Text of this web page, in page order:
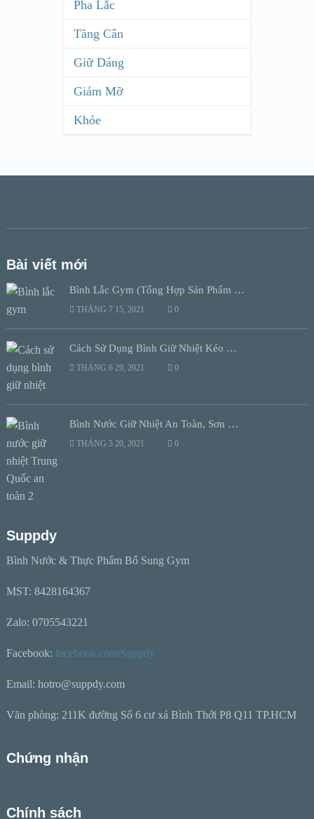
Pha Lắc
Tăng Cân
Giữ Dáng
Giảm Mỡ
Khỏe
Bài viết mới
Bình Lắc Gym (Tổng Hợp Sản Phẩm …
THÁNG 7 15, 2021 0
Cách Sử Dụng Bình Giữ Nhiệt Kéo …
THÁNG 6 29, 2021 0
Bình Nước Giữ Nhiệt An Toàn, Sơn …
THÁNG 5 20, 2021 0
Suppdy
Bình Nước & Thực Phẩm Bổ Sung Gym
MST: 8428164367
Zalo: 0705543221
Facebook: facebook.com/Suppdy
Email: hotro@suppdy.com
Văn phòng: 211K đường Số 6 cư xá Bình Thới P8 Q11 TP.HCM
Chứng nhận
Chính sách